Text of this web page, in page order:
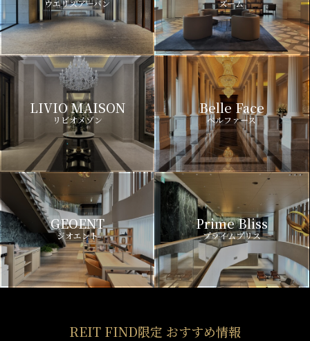
ウエリスアーバン ズーム
LIVIO MAISON
リビオメゾン
Belle Face
ベルファース
GEOENT
ジオエント
Prime Bliss
プライムブリス
REIT FIND限定 おすすめ情報